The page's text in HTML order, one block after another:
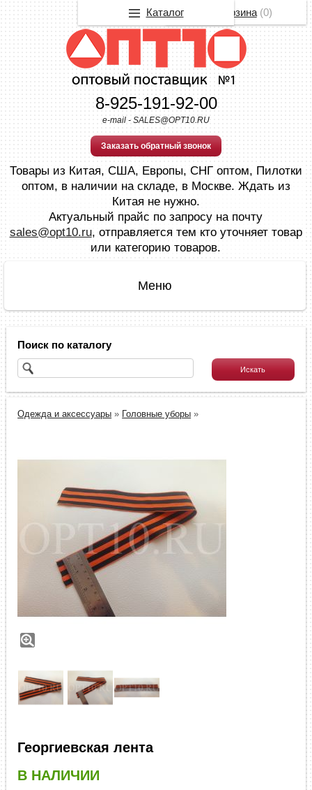
8-925-191-92-00
e-mail - SALES@OPT10.RU
Заказать обратный звонок
Товары из Китая, США, Европы, СНГ оптом, Пилотки
оптом, в наличии на складе, в Москве. Ждать из
Китая не нужно.
Актуальный прайс по запросу на почту
sales@opt10.ru, отправляется тем кто уточняет товар
или категорию товаров.
Поиск по каталогу
Одежда и аксессуары » Головные уборы »
Георгиевская лента
В НАЛИЧИИ
Корзина(0)
Каталог